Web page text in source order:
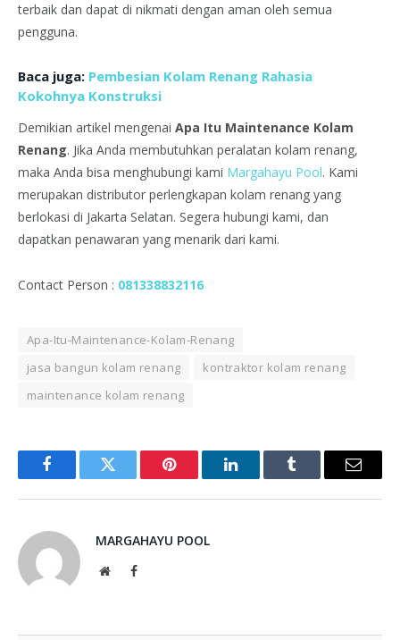
terbaik dan dapat di nikmati dengan aman oleh semua
pengguna.
Baca juga: Pembesian Kolam Renang Rahasia
Kokohnya Konstruksi
Demikian artikel mengenai Apa Itu Maintenance Kolam
Renang. Jika Anda membutuhkan peralatan kolam renang,
maka Anda bisa menghubungi kami Margahayu Pool. Kami
merupakan distributor perlengkapan kolam renang yang
berlokasi di Jakarta Selatan. Segera hubungi kami, dan
dapatkan penawaran yang menarik dari kami.
Contact Person : 081338832116
Apa-Itu-Maintenance-Kolam-Renang
jasa bangun kolam renang
kontraktor kolam renang
maintenance kolam renang
FacebookTwitter Pinterest LinkedInTumblr Email
MARGAHAYU POOL
WebsiteFacebook